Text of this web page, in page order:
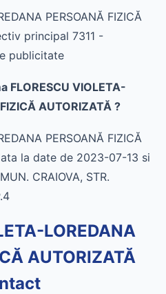
PERSOANĂ FIZICĂ
principal 7311 -
publicitate
FLORESCU VIOLETA-
AUTORIZATĂ ?
PERSOANĂ FIZICĂ
la date de 2023-07-13 si
CRAIOVA, STR.
LOREDANA
AUTORIZATĂ